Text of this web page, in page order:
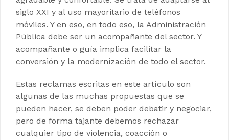
siglo XXI y al uso mayoritario de teléfonos
móviles. Y en eso, en todo eso, la Administración
Pública debe ser un acompañante del sector. Y
acompañante o guía implica facilitar la
conversión y la modernización de todo el sector.
Estas reclamas escritas en este artículo son
algunas de las muchas propuestas que se
pueden hacer, se deben poder debatir y negociar,
pero de forma tajante debemos rechazar
cualquier tipo de violencia, coacción o